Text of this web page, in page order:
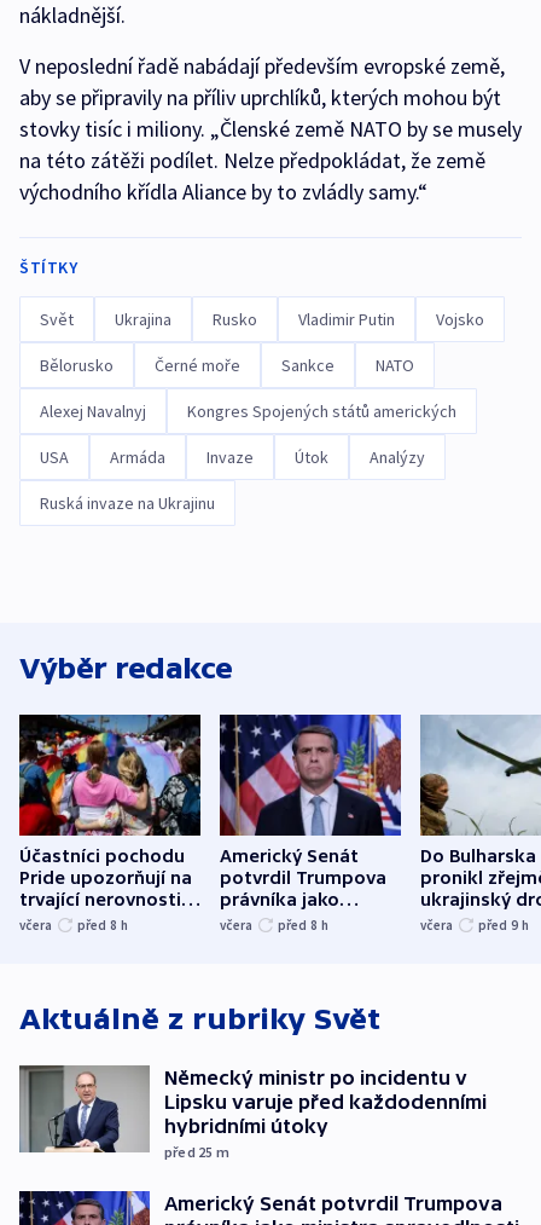
nákladnější.
V neposlední řadě nabádají především evropské země,
aby se připravily na příliv uprchlíků, kterých mohou být
stovky tisíc i miliony. „Členské země NATO by se musely
na této zátěži podílet. Nelze předpokládat, že země
východního křídla Aliance by to zvládly samy.“
ŠTÍTKY
Svět Ukrajina Rusko Vladimir Putin Vojsko
Bělorusko Černé moře Sankce NATO
Alexej Navalnyj Kongres Spojených států amerických
USA Armáda Invaze Útok Analýzy
Ruská invaze na Ukrajinu
Výběr redakce
Účastníci pochodu
Pride upozorňují na
trvající nerovnosti i
společenskou
včera před 8 h
Americký Senát
potvrdil Trumpova
právníka jako
ministra
včera před 8 h
Do Bulharska
pronikl
ukrajinský
explodoval
včera před 9 h
Aktuálně z rubriky Svět
Německý ministr po incidentu v
Lipsku varuje před každodenními
hybridními útoky
před 25 m
Americký Senát potvrdil Trumpova